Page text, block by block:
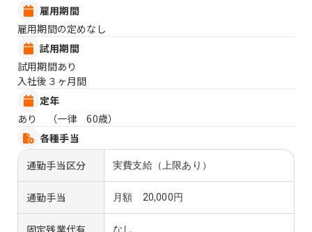
雇用期間
雇用期間の定めなし
試用期間
試用期間あり
入社後３ヶ月間
定年
あり （一律 60歳）
各種手当
通勤手当区分
実費支給（上限あり）
通勤手当 月額 20,000円
なし